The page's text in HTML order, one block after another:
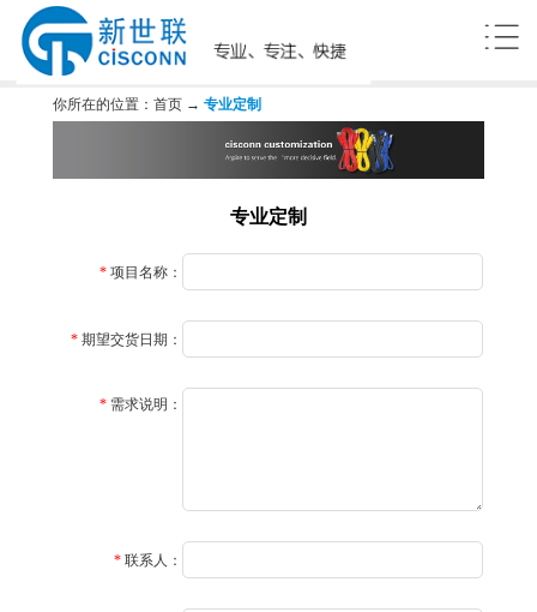
你所在的位置： 首页 → 专业定制
专业定制
* 项目名称：
* 期望交货日期：
* 需求说明：
* 联系人：